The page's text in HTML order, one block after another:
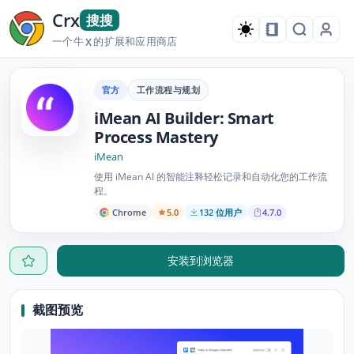
Crx 搜搜
一个牛X的扩展和应用商店
官方 工作流程与规划
iMean AI Builder: Smart
Process Mastery
iMean
使用 iMean AI 的智能注释轻松记录和自动化您的工作流
程。
Chrome 5.0 132 位用户 4.7.0
安装到浏览器
截图预览